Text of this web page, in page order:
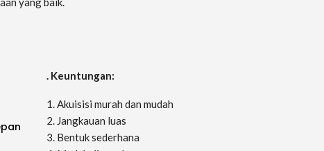
. Keuntungan:
1. Akuisisi murah dan mudah
2. Jangkauan luas
3. Bentuk sederhana